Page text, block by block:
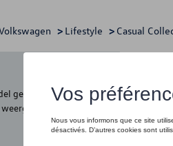
> Lifestyle > Casual
geselecteerd